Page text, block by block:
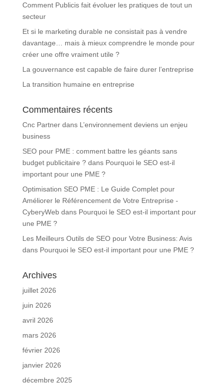
Comment Publicis fait évoluer les pratiques de tout un
secteur
Et si le marketing durable ne consistait pas à vendre
davantage… mais à mieux comprendre le monde pour
créer une offre vraiment utile ?
La gouvernance est capable de faire durer l’entreprise
La transition humaine en entreprise
Commentaires récents
Cnc Partnerdans L’environnement deviens un enjeu
business
SEO pour PME : comment battre les géants sans
budget publicitaire ?dans Pourquoi le SEO est-il
important pour une PME ?
Optimisation SEO PME : Le Guide Complet pour
Améliorer le Référencement de Votre Entreprise -
CyberyWebdans Pourquoi le SEO est-il important pour
une PME ?
Les Meilleurs Outils de SEO pour Votre Business: Avis
dans Pourquoi le SEO est-il important pour une PME ?
Archives
juillet 2026
juin 2026
avril 2026
mars 2026
février 2026
janvier 2026
décembre 2025